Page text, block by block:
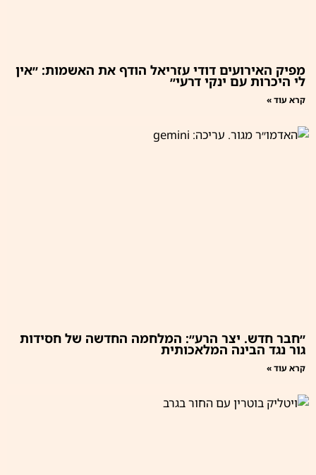
מפיק האירועים דודי עזריאל הודף את האשמות: ״אין
לי היכרות עם ינקי דרעי״
קרא עוד »
״חבר חדש. יצר הרע״: המלחמה החדשה של חסידות
גור נגד הבינה המלאכותית
קרא עוד »